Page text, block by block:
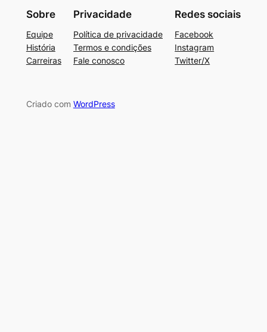
Sobre
Equipe
História
Carreiras
Privacidade
Política de privacidade
Termos e condições
Fale conosco
Redes sociais
Facebook
Instagram
Twitter/X
Criado com WordPress